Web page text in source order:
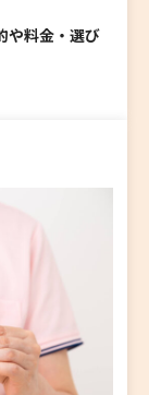
や料金・選び